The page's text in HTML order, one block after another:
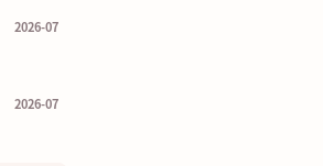
2026-07
2026-07